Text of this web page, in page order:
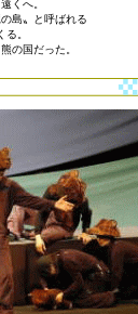
くへ。
島〟と呼ばれる
。
の国だった。